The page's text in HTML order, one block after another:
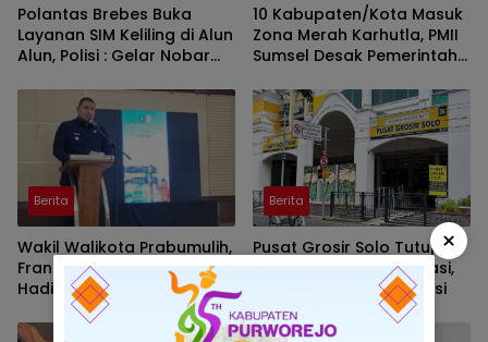
Polantas Brebes Buka
Layanan SIM Keliling di Alun
Alun, Polisi : Gelar Nobar
AFF
10 Kabupaten/Kota Masuk
Zona Merah Karhutla, PMII
Sumsel Desak Pemerintah
Berita
Wakil Walikota Prabumulih,
Frangky Nasril, S.Kom., M.M.,
Hadiri Talk Show, Bertanjuk
Antartika dan Masa Depan
Bumi di SMAN 2 Prabumulih
Berita
Pusat Grosir Solo Tutup
Imbas Masalah Investasi,
Walikota Solo Beri Solusi
×